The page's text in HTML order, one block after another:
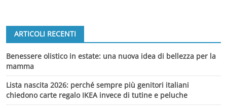
ARTICOLI RECENTI
Benessere olistico in estate: una nuova idea di bellezza per la
mamma
Lista nascita 2026: perché sempre più genitori italiani
chiedono carte regalo IKEA invece di tutine e peluche